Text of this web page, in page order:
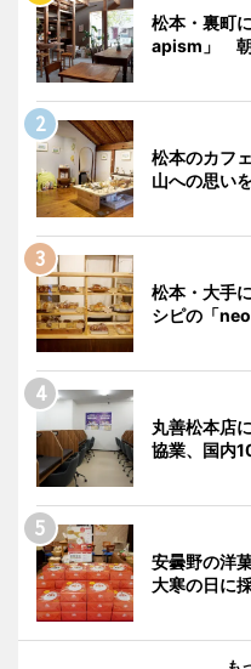
松本・裏町
apism」 朝
松本のカフ
山への思い
松本・大手
シピの「
丸善松本店
協業、国内
安曇野の洋
大寒の日に